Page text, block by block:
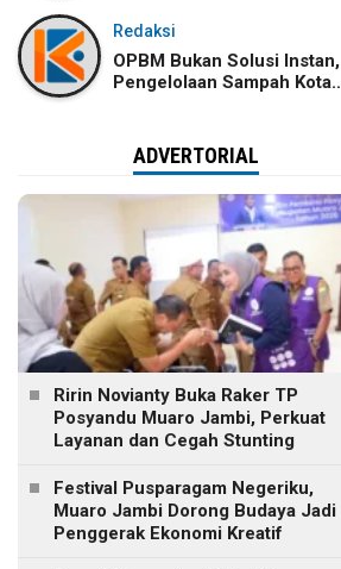
Dibawa
Redaksi
OPBM Bukan Solusi Instan,
Pengelolaan Sampah Kota
ADVERTORIAL
Ririn Novianty Buka Raker TP
Posyandu Muaro Jambi, Perkuat
Layanan dan Cegah Stunting
Festival Pusparagam Negeriku,
Muaro Jambi Dorong Budaya Jadi
Penggerak Ekonomi Kreatif